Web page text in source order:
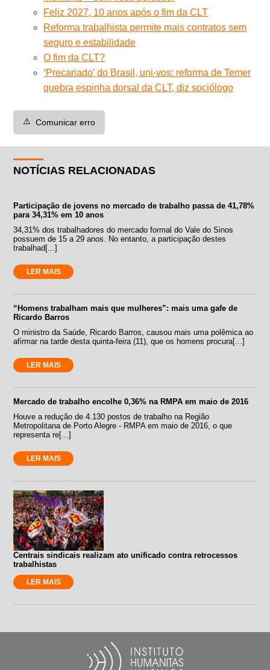
Feliz 2027, 10 anos após o fim da CLT
Reforma trabalhista permite mais contratos sem
seguro e estabilidade
O fim da CLT?
‘Precariado’ do Brasil, uni-vos: reforma de Temer
quebra espinha dorsal da CLT, diz sociólogo
⚠️ Comunicar erro
NOTÍCIAS RELACIONADAS
Participação de jovens no mercado de trabalho passa de 41,78%
para 34,31% em 10 anos
34,31% dos trabalhadores do mercado formal do Vale do Sinos
possuem de 15 a 29 anos. No entanto, a participação destes
trabalhad[...]
LER MAIS
“Homens trabalham mais que mulheres”: mais uma gafe de
Ricardo Barros
O ministro da Saúde, Ricardo Barros, causou mais uma polêmica ao
afirmar na tarde desta quinta-feira (11), que os homens procura[...]
LER MAIS
Mercado de trabalho encolhe 0,36% na RMPA em maio de 2016
Houve a redução de 4.130 postos de trabalho na Região
Metropolitana de Porto Alegre - RMPA em maio de 2016, o que
representa re[...]
LER MAIS
Centrais sindicais realizam ato unificado contra retrocessos
trabalhistas
LER MAIS